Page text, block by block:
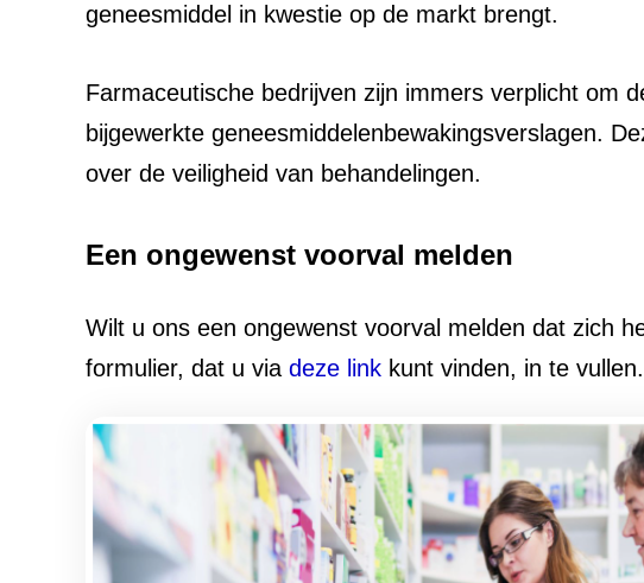
geneesmiddel in kwestie op de markt brengt.
Farmaceutische bedrijven zijn immers verplicht om
bijgewerkte geneesmiddelenbewakingsverslagen.
over de veiligheid van behandelingen.
Een ongewenst voorval melden
Wilt u ons een ongewenst voorval melden dat zich
formulier, dat u via deze link kunt vinden, in te vullen.